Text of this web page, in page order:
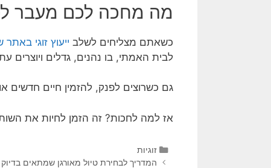
מה מחכה לכם מעבר
כשאתם מצליחים לשלב ייעוץ זוגי
לבית האמתי, בו נהנים, גדלים ויוצרים
גם כשרוצים לפנק, להזמין חיים חדשים
אז למה לחכות? זה הזמן לחיות את
זוגיות
המדריך לבחירת טיול מאורגן שמתאים בדיוק